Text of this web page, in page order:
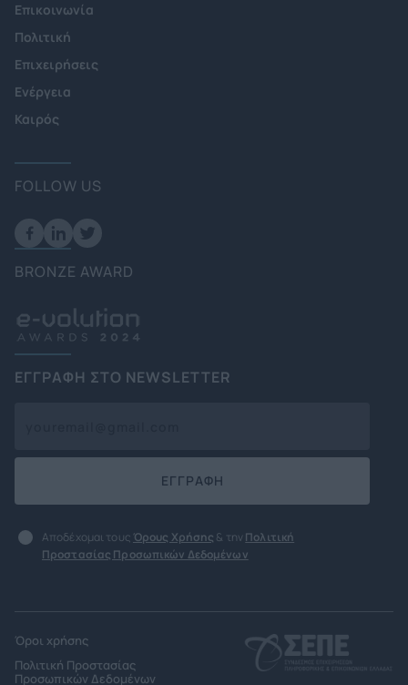
Επικοινωνία
Πολιτική
Επιχειρήσεις
Ενέργεια
Καιρός
FOLLOW US
BRONZE AWARD
ΕΓΓΡΑΦΗ ΣΤΟ NEWSLETTER
ΕΓΓΡΑΦΗ
Αποδέχομαι τους Όρους Χρήσης & την Πολιτική
Προστασίας Προσωπικών Δεδομένων
Όροι χρήσης
Πολιτική Προστασίας
Προσωπικών Δεδομένων